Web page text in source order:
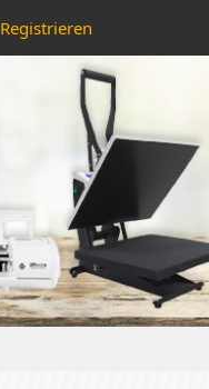
Registrieren